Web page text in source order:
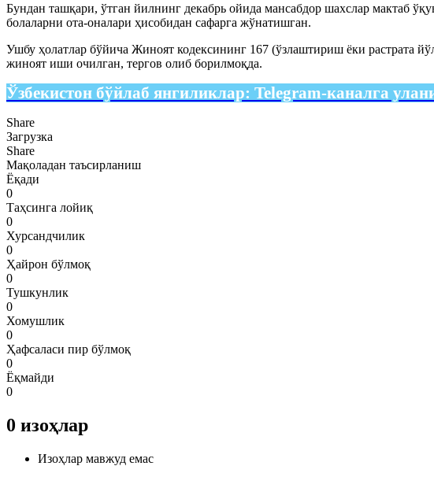
Бундан ташқари, ўтган йилнинг декабрь ойида мансабдор шахслар мактаб
болаларни ота-оналари ҳисобидан сафарга жўнатишган.
Ушбу ҳолатлар бўйича Жиноят кодексининг 167 (ўзлаштириш ёки растрата
жиноят иши очилган, тергов олиб борилмоқда.
Ўзбекистон бўйлаб янгиликлар: Telegram-каналга
Share
Загрузка
Share
Мақоладан таъсирланиш
Ёқади
0
Таҳсинга лойиқ
0
Хурсандчилик
0
Ҳайрон бўлмоқ
0
Тушкунлик
0
Хомушлик
0
Ҳафсаласи пир бўлмоқ
0
Ёқмайди
0
0 изоҳлар
Изоҳлар мавжуд емас